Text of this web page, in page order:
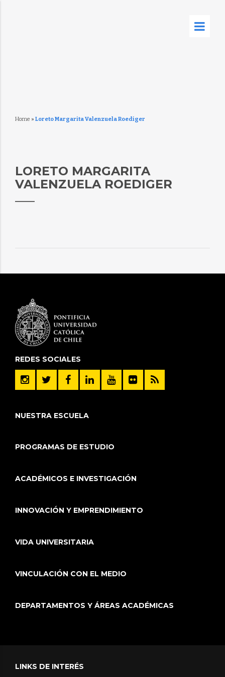
Home » Loreto Margarita Valenzuela Roediger
LORETO MARGARITA
VALENZUELA ROEDIGER
REDES SOCIALES
NUESTRA ESCUELA
PROGRAMAS DE ESTUDIO
ACADÉMICOS E INVESTIGACIÓN
INNOVACIÓN Y EMPRENDIMIENTO
VIDA UNIVERSITARIA
VINCULACIÓN CON EL MEDIO
DEPARTAMENTOS Y ÁREAS ACADÉMICAS
LINKS DE INTERÉS